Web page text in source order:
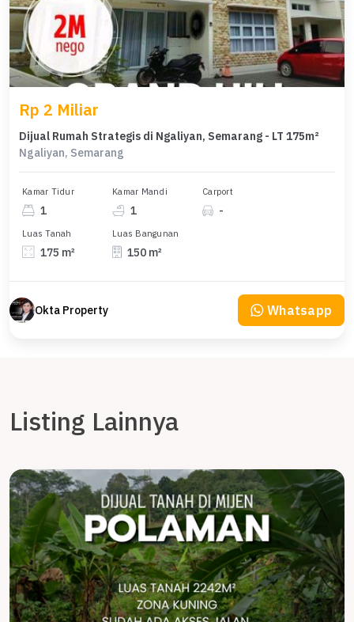
Rp 2 Miliar
Dijual Rumah Strategis di Ngaliyan, Semarang - LT 175m²
Ngaliyan, Semarang
Kamar Tidur
1
Kamar Mandi
1
Carport
-
Luas Tanah
175 m²
Luas Bangunan
150 m²
Okta Property Whatsapp
Listing Lainnya